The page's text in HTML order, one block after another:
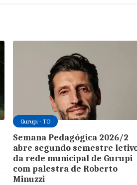
Gurupi - TO
Semana Pedagógica 2026/2
abre segundo semestre
da rede municipal de Gurupi
com palestra de Roberto
Minuzzi